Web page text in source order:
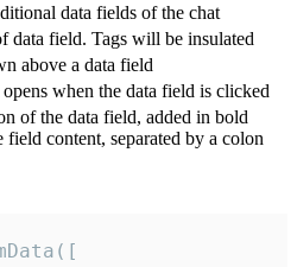
data fields of the chat
data field. Tags will be insulated
above a data field
when the data field is clicked
of the data field, added in bold
field content, separated by a colon